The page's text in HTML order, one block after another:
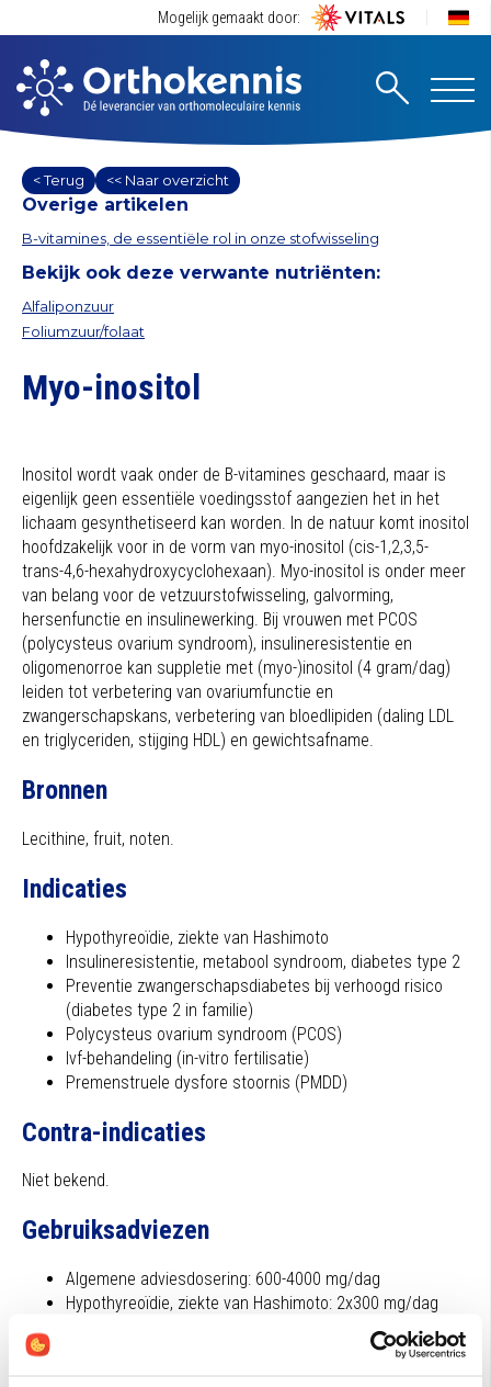
Mogelijk gemaakt door:
< Terug << Naar overzicht
Overige artikelen
B-vitamines, de essentiële rol in onze stofwisseling
Bekijk ook deze verwante nutriënten:
Alfaliponzuur
Foliumzuur/folaat
Myo-inositol
Inositol wordt vaak onder de B-vitamines geschaard, maar is
eigenlijk geen essentiële voedingsstof aangezien het in het
lichaam gesynthetiseerd kan worden. In de natuur komt inositol
hoofdzakelijk voor in de vorm van myo-inositol (cis-1,2,3,5-
trans-4,6-hexahydroxycyclohexaan). Myo-inositol is onder meer
van belang voor de vetzuurstofwisseling, galvorming,
hersenfunctie en insulinewerking. Bij vrouwen met PCOS
(polycysteus ovarium syndroom), insulineresistentie en
oligomenorroe kan suppletie met (myo-)inositol (4 gram/dag)
leiden tot verbetering van ovariumfunctie en
zwangerschapskans, verbetering van bloedlipiden (daling LDL
en triglyceriden, stijging HDL) en gewichtsafname.
Bronnen
Lecithine, fruit, noten.
Indicaties
Hypothyreoïdie, ziekte van Hashimoto
Insulineresistentie, metabool syndroom, diabetes type 2
Preventie zwangerschapsdiabetes bij verhoogd risico
(diabetes type 2 in familie)
Polycysteus ovarium syndroom (PCOS)
Ivf-behandeling (in-vitro fertilisatie)
Premenstruele dysfore stoornis (PMDD)
Contra-indicaties
Niet bekend.
Gebruiksadviezen
Algemene adviesdosering: 600-4000 mg/dag
Hypothyreoïdie, ziekte van Hashimoto: 2x300 mg/dag
Insulineresistentie, metabool syndroom, diabetes type 2:
1-4 gram/dag; myo-inositol kan goed worden